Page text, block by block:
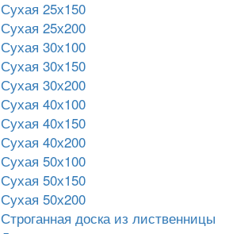
Сухая 25х150
Сухая 25х200
Сухая 30х100
Сухая 30х150
Сухая 30х200
Сухая 40х100
Сухая 40х150
Сухая 40х200
Сухая 50х100
Сухая 50х150
Сухая 50х200
Строганная доска из лиственницы